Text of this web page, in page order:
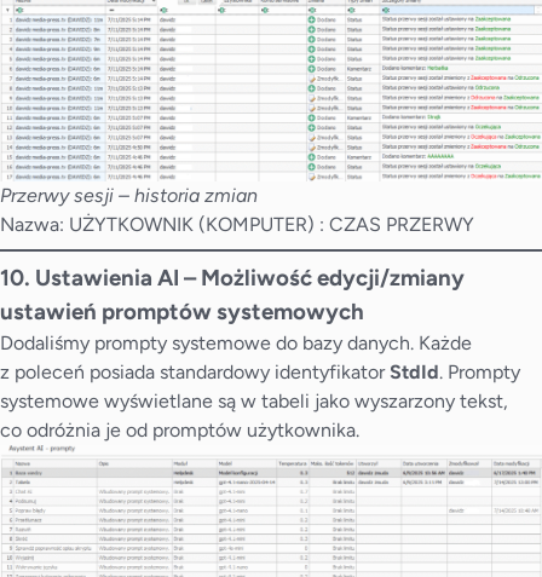
Przerwy sesji – historia zmian
Nazwa: UŻYTKOWNIK (KOMPUTER) : CZAS PRZERWY
10. Ustawienia AI – Możliwość edycji/zmiany
ustawień promptów systemowych
Dodaliśmy prompty systemowe do bazy danych. Każde
z poleceń posiada standardowy identyfikator StdId. Prompty
systemowe wyświetlane są w tabeli jako wyszarzony tekst,
co odróżnia je od promptów użytkownika.